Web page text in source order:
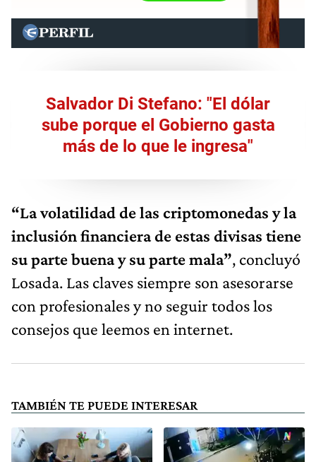
Salvador Di Stefano: "El dólar
sube porque el Gobierno gasta
más de lo que le ingresa"
“La volatilidad de las criptomonedas y la
inclusión financiera de estas divisas tiene
su parte buena y su parte mala”, concluyó
Losada. Las claves siempre son asesorarse
con profesionales y no seguir todos los
consejos que leemos en internet.
TAMBIÉN TE PUEDE INTERESAR